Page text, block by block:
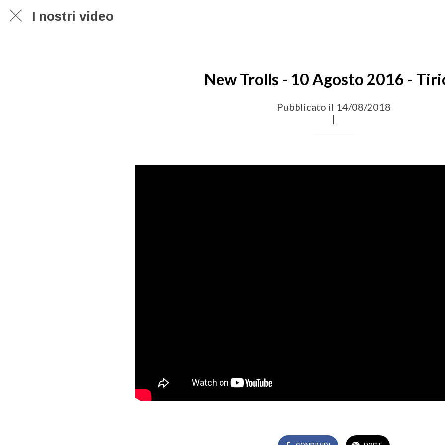
I nostri video
New Trolls - 10 Agosto 2016 -
Pubblicato il 14/08/2018
|